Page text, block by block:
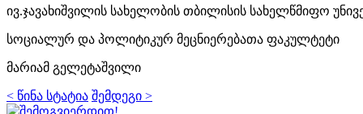
ივ.ჯავახიშვილის სახელობის თბილისის სახელწმიფო
სოციალურ და პოლიტიკურ მეცნიერებათა ფაკულტეტი
მარიამ გელეტაშვილი
< წინა სტატია შემდეგი >